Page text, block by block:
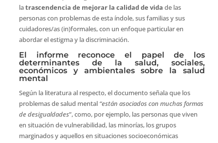
latrascendencia de mejorar la calidad de vida de las
personas con problemas de esta índole, sus familias y sus
cuidadores/as (in)formales, con un enfoque particular en
abordar el estigma y la discriminación.
El informe reconoce el papel de los
determinantes de la salud, sociales,
económicos y ambientales sobre la salud
mental
Según la literatura al respecto, el documento señala que los
problemas de salud mental “están asociados con muchas formas
de desigualdades”, como, por ejemplo, las personas que viven
en situación de vulnerabilidad, las minorías, los grupos
marginados y aquellos en situaciones socioeconómicas